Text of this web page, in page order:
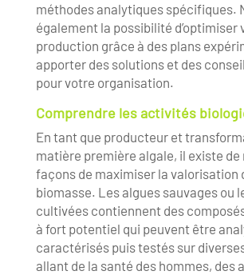
méthodes analytiques spécifiques.
également la possibilité d’optimiser
production grâce à des plans
apporter des solutions et des
pour votre organisation.
Comprendre les activités
En tant que producteur et
matière première algale, il existe de
façons de maximiser la valorisation
biomasse. Les algues sauvages ou
cultivées contiennent des
à fort potentiel qui peuvent être
caractérisés puis testés sur
allant de la santé des hommes, des